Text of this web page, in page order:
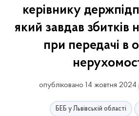
керівнику
який завдав збитків
при передачі в
опубліковано 14 жовтня
БЕБ у Львівській області